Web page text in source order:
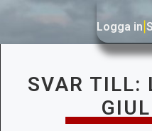
Logga in
SVAR TILL: